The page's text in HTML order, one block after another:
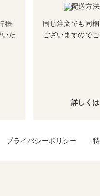
振
た
同じ注文でも同
ございますのでご
詳しく
プライバシーポリシー